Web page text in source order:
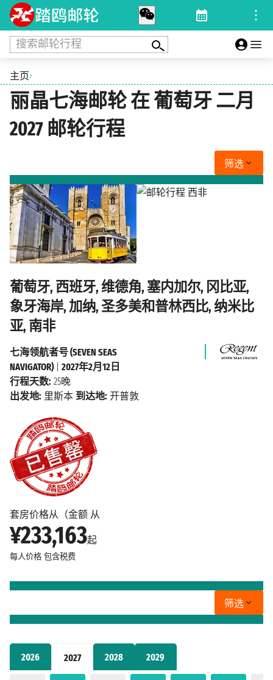
搜索邮轮行程
主页›
丽晶七海邮轮 在 葡萄牙 二月
2027 邮轮行程
2026 2027 2028 2029
筛选
葡萄牙, 西班牙, 维德角, 塞内加尔, 冈比亚,
象牙海岸, 加纳, 圣多美和普林西比, 纳米比
亚, 南非
套房价格从（金额 从
¥233,163起
每人价格 包含税费
七海领航者号 (SEVEN SEAS
NAVIGATOR)| 2027年2月12日
行程天数: 25晚
出发地: 里斯本 到达地: 开普敦
筛选